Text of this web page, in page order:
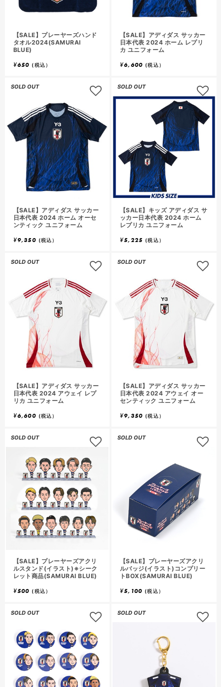
【SALE】プレーヤーズハンド
タオル2024(SAMURAI
BLUE)
¥650 (税込）
【SALE】アディダス サッカー
日本代表 2024 ホーム レプリ
カ ユニフォーム
¥6,600 (税込）
SOLD OUT
【SALE】アディダス サッカー
日本代表 2024 ホーム オーセ
ンティック ユニフォーム
¥9,350 (税込）
SOLD OUT
【SALE】キッズ アディダス サ
ッカー日本代表 2024 ホーム
レプリカ ユニフォーム
¥5,225 (税込）
SOLD OUT
【SALE】アディダス サッカー
日本代表 2024 アウェイ レプ
リカ ユニフォーム
¥6,600 (税込）
SOLD OUT
【SALE】アディダス サッカー
日本代表 2024 アウェイ オー
センティック ユニフォーム
¥9,350 (税込）
SOLD OUT
【SALE】プレーヤーズアクリ
ルスタンド(イラスト)※シーク
レット商品(SAMURAI BLUE)
¥500 (税込）
SOLD OUT
【SALE】プレーヤーズアクリ
ルバッジ(イラスト)コンプリー
トBOX(SAMURAI BLUE)
¥5,100 (税込）
SOLD OUT SOLD OUT